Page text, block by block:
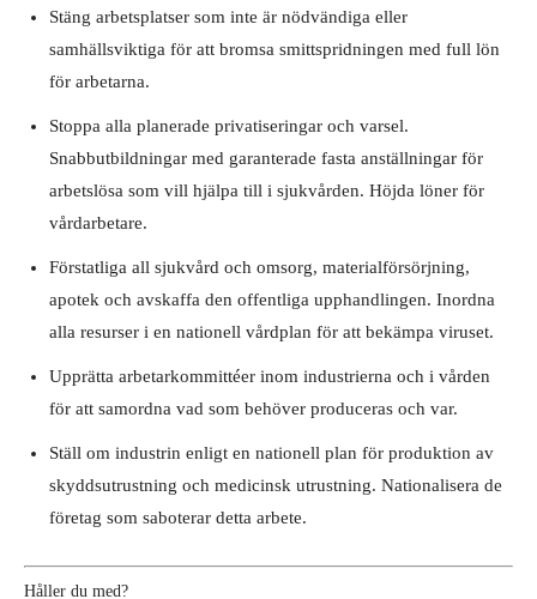
Stäng arbetsplatser som inte är nödvändiga eller
samhällsviktiga för att bromsa smittspridningen med full lön
för arbetarna.
Stoppa alla planerade privatiseringar och varsel.
Snabbutbildningar med garanterade fasta anställningar för
arbetslösa som vill hjälpa till i sjukvården. Höjda löner för
vårdarbetare.
Förstatliga all sjukvård och omsorg, materialförsörjning,
apotek och avskaffa den offentliga upphandlingen. Inordna
alla resurser i en nationell vårdplan för att bekämpa viruset.
Upprätta arbetarkommittéer inom industrierna och i vården
för att samordna vad som behöver produceras och var.
Ställ om industrin enligt en nationell plan för produktion av
skyddsutrustning och medicinsk utrustning. Nationalisera de
företag som saboterar detta arbete.
Håller du med?